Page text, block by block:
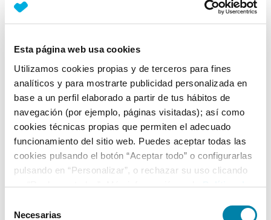
Esta página web usa cookies
Utilizamos cookies propias y de terceros para fines
analíticos y para mostrarte publicidad personalizada en
base a un perfil elaborado a partir de tus hábitos de
navegación (por ejemplo, páginas visitadas); así como
cookies técnicas propias que permiten el adecuado
funcionamiento del sitio web. Puedes aceptar todas las
cookies pulsando el botón “Aceptar todo” o configurarlas
pulsando en “Personalizar”, o rechazar su uso clicando
en “Rechazar todas”. Más información en laPolítica de
Necesarias
Detalles destacados
Preparación para Apple CarPlay
Faros LED (luz de cruce y carretera)
Faros antiniebla LED
+ Ver todos
Ficha técnica